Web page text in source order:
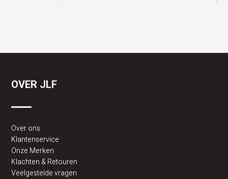
OVER JLF
Over ons
Klantenservice
Onze Merken
Klachten & Retouren
Veelgestelde vragen